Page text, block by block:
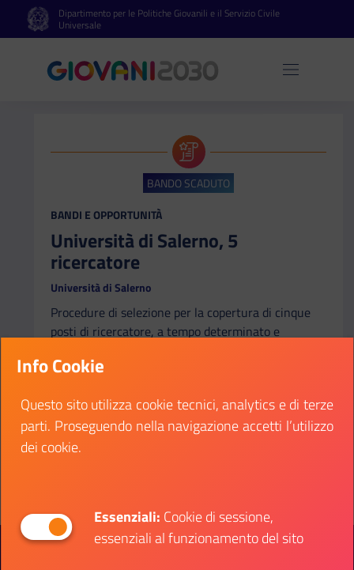
Vai al contenuto principale
Vai al footerDipartimento per le Politiche Giovanili e il Servizio Civile
Universale
Apri
BANDO SCADUTO
CATEGORIA:
BANDI E OPPORTUNITÀ
Università di Salerno, 5
ricercatore
Università di Salerno
Procedure di selezione per la copertura di cinque
posti di ricercatore, a tempo determinato e
Dipartimento di scienze umane, filosofiche e della
Data fine:
16 novembre 2023
Vai al bando
Info Cookie
Questo sito utilizza cookie tecnici, analytics e di terze
parti. Proseguendo nella navigazione accetti l’utilizzo
dei cookie.
Essenziali: Cookie di sessione,
essenziali al funzionamento del sito